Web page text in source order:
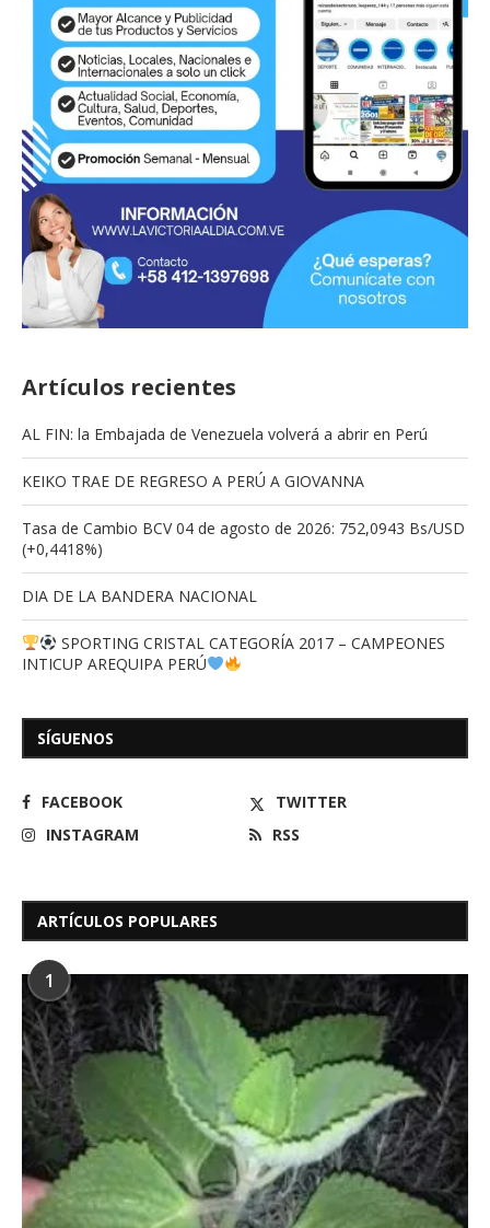
Artículos recientes
AL FIN: la Embajada de Venezuela volverá a abrir en Perú
KEIKO TRAE DE REGRESO A PERÚ A GIOVANNA
Tasa de Cambio BCV 04 de agosto de 2026: 752,0943 Bs/USD
(+0,4418%)
DIA DE LA BANDERA NACIONAL
SPORTING CRISTAL CATEGORÍA 2017 – CAMPEONES
INTICUP AREQUIPA PERÚ
SÍGUENOS
FACEBOOK
TWITTER
INSTAGRAM
RSS
ARTÍCULOS POPULARES
1